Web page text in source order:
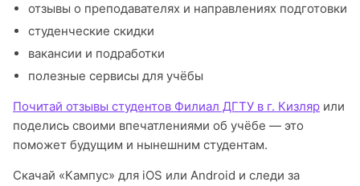
отзывы о преподавателях и направлениях подготовки
студенческие скидки
вакансии и подработки
полезные сервисы для учёбы
Почитай отзывы студентов Филиал ДГТУ в г. Кизляр или
поделись своими впечатлениями об учёбе — это
поможет будущим и нынешним студентам.
Скачай «Кампус» для iOS или Android и следи за